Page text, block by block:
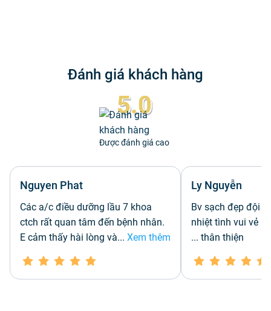
Đánh giá khách hàng
5.0
Được đánh giá cao
Nguyen Phat
Các a/c điều dưỡng lầu 7 khoa
ctch rất quan tâm đến bệnh nhân.
E cảm thấy hài lòng và... Xem thêm
Ly Nguyễn
Bv sạch đẹp đội
nhiệt tình vui vẻ .
... thân thiện